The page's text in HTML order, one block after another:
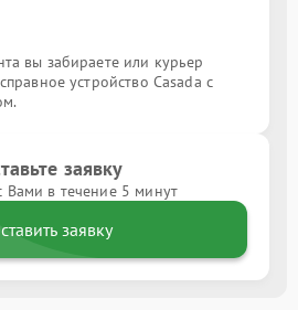
вы забираете или курьер
устройство Casada с
заявку
Вами в течение 5 минут
заявку